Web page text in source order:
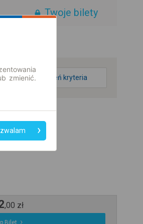
Twoje bilety
zmień kryteria
,00 zł
Bilet
zmienić.